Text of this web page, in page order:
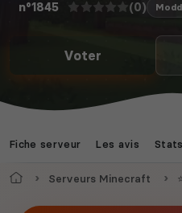
n°1845 (0)
Voter
Fiche serveur Les avis Stats
AccueilServeurs Minecraft